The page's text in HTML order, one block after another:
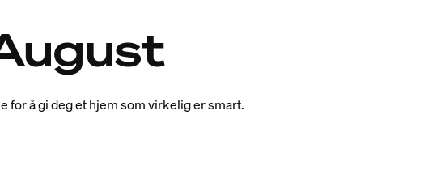
for å gi deg et hjem som virkelig er smart.